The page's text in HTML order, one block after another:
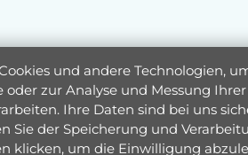
und andere Technologien,
zur Analyse und Messung
Ihre Daten sind bei uns
Sie der Speicherung und
klicken, um die Einwilligung